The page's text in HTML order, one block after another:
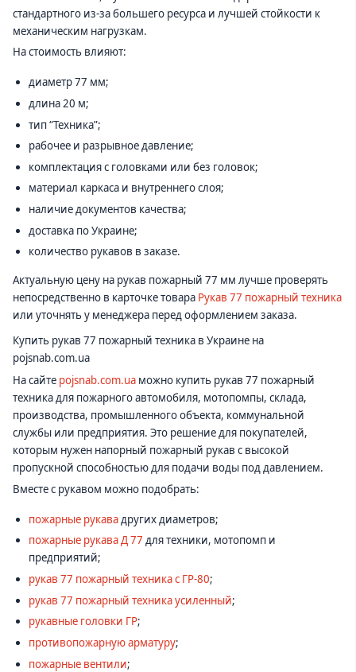
стандартного из-за большего ресурса и лучшей стойкости к
механическим нагрузкам.
На стоимость влияют:
диаметр 77 мм;
длина 20 м;
тип “Техника”;
рабочее и разрывное давление;
комплектация с головками или без головок;
материал каркаса и внутреннего слоя;
наличие документов качества;
доставка по Украине;
количество рукавов в заказе.
Актуальную цену на рукав пожарный 77 мм лучше проверять
непосредственно в карточке товара Рукав 77 пожарный техника
или уточнять у менеджера перед оформлением заказа.
Купить рукав 77 пожарный техника в Украине на
pojsnab.com.ua
На сайте pojsnab.com.ua можно купить рукав 77 пожарный
техника для пожарного автомобиля, мотопомпы, склада,
производства, промышленного объекта, коммунальной
службы или предприятия. Это решение для покупателей,
которым нужен напорный пожарный рукав с высокой
пропускной способностью для подачи воды под давлением.
Вместе с рукавом можно подобрать:
пожарные рукавадругих диаметров;
пожарные рукава Д 77 для техники, мотопомп и
предприятий;
рукав 77 пожарный техника с ГР-80;
рукав 77 пожарный техника усиленный;
рукавные головки ГР;
противопожарную арматуру;
пожарные вентили;